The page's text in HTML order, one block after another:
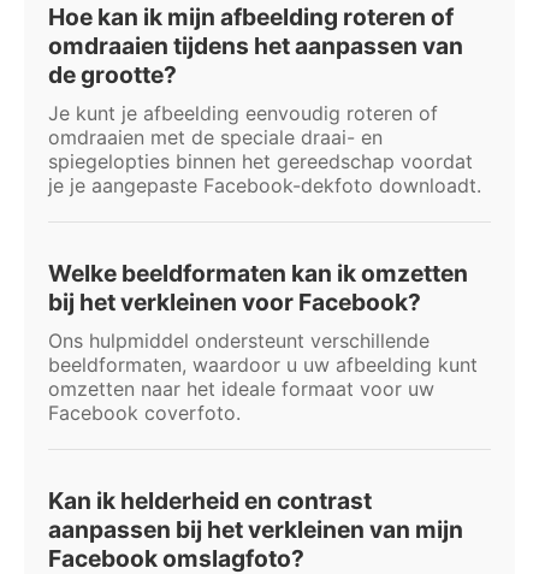
Hoe kan ik mijn afbeelding roteren of
omdraaien tijdens het aanpassen van
de grootte?
Je kunt je afbeelding eenvoudig roteren of
omdraaien met de speciale draai- en
spiegelopties binnen het gereedschap voordat
je je aangepaste Facebook-dekfoto downloadt.
Welke beeldformaten kan ik omzetten
bij het verkleinen voor Facebook?
Ons hulpmiddel ondersteunt verschillende
beeldformaten, waardoor u uw afbeelding kunt
omzetten naar het ideale formaat voor uw
Facebook coverfoto.
Kan ik helderheid en contrast
aanpassen bij het verkleinen van mijn
Facebook omslagfoto?